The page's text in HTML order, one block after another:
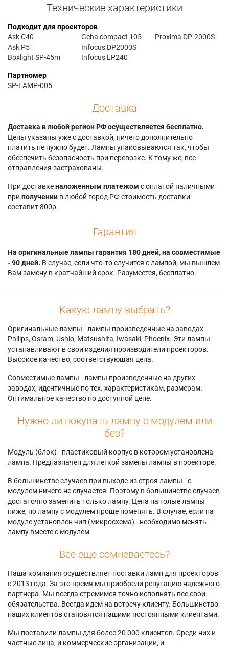
Технические характеристики
Подходит для проекторов
Ask C40
Ask P5
Boxlight SP-45m
Geha compact 105
Infocus DP2000S
Infocus LP240
Proxima DP-2000S
Партномер
SP-LAMP-005
Доставка
Доставка в любой регион РФ осуществляется бесплатно.
Цены указаны уже с доставкой, ничего дополнительно
платить не нужно будет. Лампы упаковываются так, чтобы
обеспечить безопасность при перевозке. К тому же, все
отправления застрахованы.
При доставкеналоженным платежом с оплатой наличными
при получении в любой город РФ стоимость доставки
составит 800р.
Гарантия
На оригинальные лампы гарантия 180 дней, на совместимые
- 90 дней. В случае, если что-то случится с лампой, мы вышлем
Вам замену в кратчайший срок. Разумеется, бесплатно.
Какую лампу выбрать?
Оригинальные лампы - лампы произведенные на заводах
Philips, Osram, Ushio, Matsushita, Iwasaki, Phoenix. Эти лампы
устанавливают в свои изделия производители проекторов.
Высокое качество, соответствующая цена.
Совместимые лампы - лампы произведенные на других
заводах, идентичные по тех. характеристикам, размерам.
Оптимальное качество по доступной цене.
Нужно ли покупать лампу с модулем или
без?
Модуль (блок) - пластиковый корпус в котором установлена
лампа. Предназначен для легкой замены лампы в проекторе.
В большинстве случаев при выходе из строя лампы - с
модулем ничего не случается. Поэтому в большинстве случаев
достаточно заменить только лампу. Цена на голые лампы
ниже, но лампу с модулем проще поменять. В случае, если на
модуле установлен чип (микросхема) - необходимо менять
лампу вместе с модулем
Все еще сомневаетесь?
Наша компания осуществляет поставки ламп для проекторов
с 2013 года. За это время мы приобрели репутацию надежного
партнера. Мы всегда стремимся точно исполнять все свои
обязательства. Всегда идем на встречу клиенту. Большинство
наших клиентов становятся нашими постоянными клиентами.
Мы поставили лампы для более 20 000 клиентов. Среди них и
частные лица, и коммерческие организации, и